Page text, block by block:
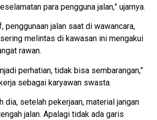
para pengguna jalan,” ujarnya.
penggunaan jalan saat di wawancara,
melintas di kawasan ini mengakui
rawan.
perhatian, tidak bisa sembarangan,”
sebagai karyawan swasta.
dia, setelah pekerjaan, material jangan
jalan. Apalagi tidak ada garis